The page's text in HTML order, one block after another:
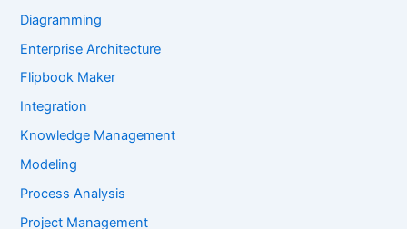
Diagramming
Enterprise Architecture
Flipbook Maker
Integration
Knowledge Management
Modeling
Process Analysis
Project Management